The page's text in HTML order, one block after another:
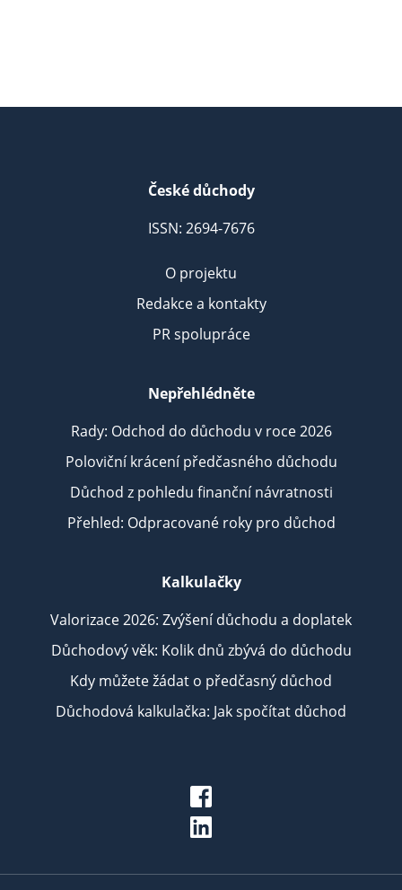
České důchody
ISSN: 2694-7676
O projektu
Redakce a kontakty
PR spolupráce
Nepřehlédněte
Rady: Odchod do důchodu v roce 2026
Poloviční krácení předčasného důchodu
Důchod z pohledu finanční návratnosti
Přehled: Odpracované roky pro důchod
Kalkulačky
Valorizace 2026: Zvýšení důchodu a doplatek
Důchodový věk: Kolik dnů zbývá do důchodu
Kdy můžete žádat o předčasný důchod
Důchodová kalkulačka: Jak spočítat důchod